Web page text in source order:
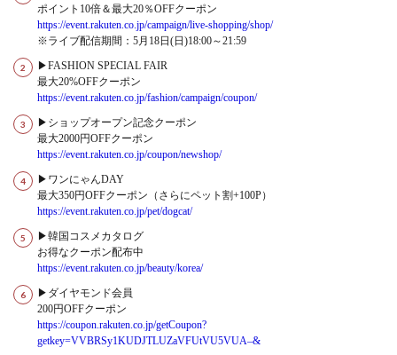
ポイント10倍＆最大20％OFFクーポン
https://event.rakuten.co.jp/campaign/live-shopping/shop/
※ライブ配信期間：5月18日(日)18:00～21:59
▶FASHION SPECIAL FAIR
最大20%OFFクーポン
https://event.rakuten.co.jp/fashion/campaign/coupon/
▶ショップオープン記念クーポン
最大2000円OFFクーポン
https://event.rakuten.co.jp/coupon/newshop/
▶ワンにゃんDAY
最大350円OFFクーポン（さらにペット割+100P）
https://event.rakuten.co.jp/pet/dogcat/
▶韓国コスメカタログ
お得なクーポン配布中
https://event.rakuten.co.jp/beauty/korea/
▶ダイヤモンド会員
200円OFFクーポン
https://coupon.rakuten.co.jp/getCoupon?
getkey=VVBRSy1KUDJTLUZaVFUtVU5VUA–&